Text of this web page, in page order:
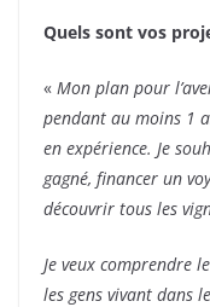
Quels sont vos
« Mon plan pour
pendant au moins 1
en expérience. Je
gagné, financer un
découvrir tous les
Je veux comprendre
les gens vivant dans